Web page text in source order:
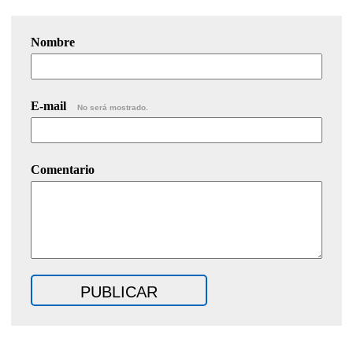
Nombre
E-mail No será mostrado.
Comentario